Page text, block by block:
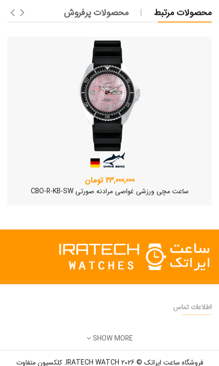
محصولات مرتبط محصولات پرفروش
23,000,000 تومان
ساعت مچی ورزشی غواصی مرادنه صورتی CBO-R-KB-SW
ساعت مچی سوئیسی SLOW "AM/PM" – 01..
12,500,000 تومان
اطلاعات تماس
ایمیل:
SHOW MORE
فروشگاه ساعت ایراتک © 2026 IRATECH WATCH. کلکسیون متفاوت